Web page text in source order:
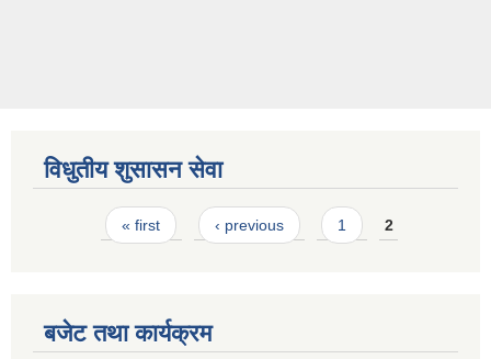
विधुतीय शुसासन सेवा
Pages« first ‹ previous 1 2
बजेट तथा कार्यक्रम